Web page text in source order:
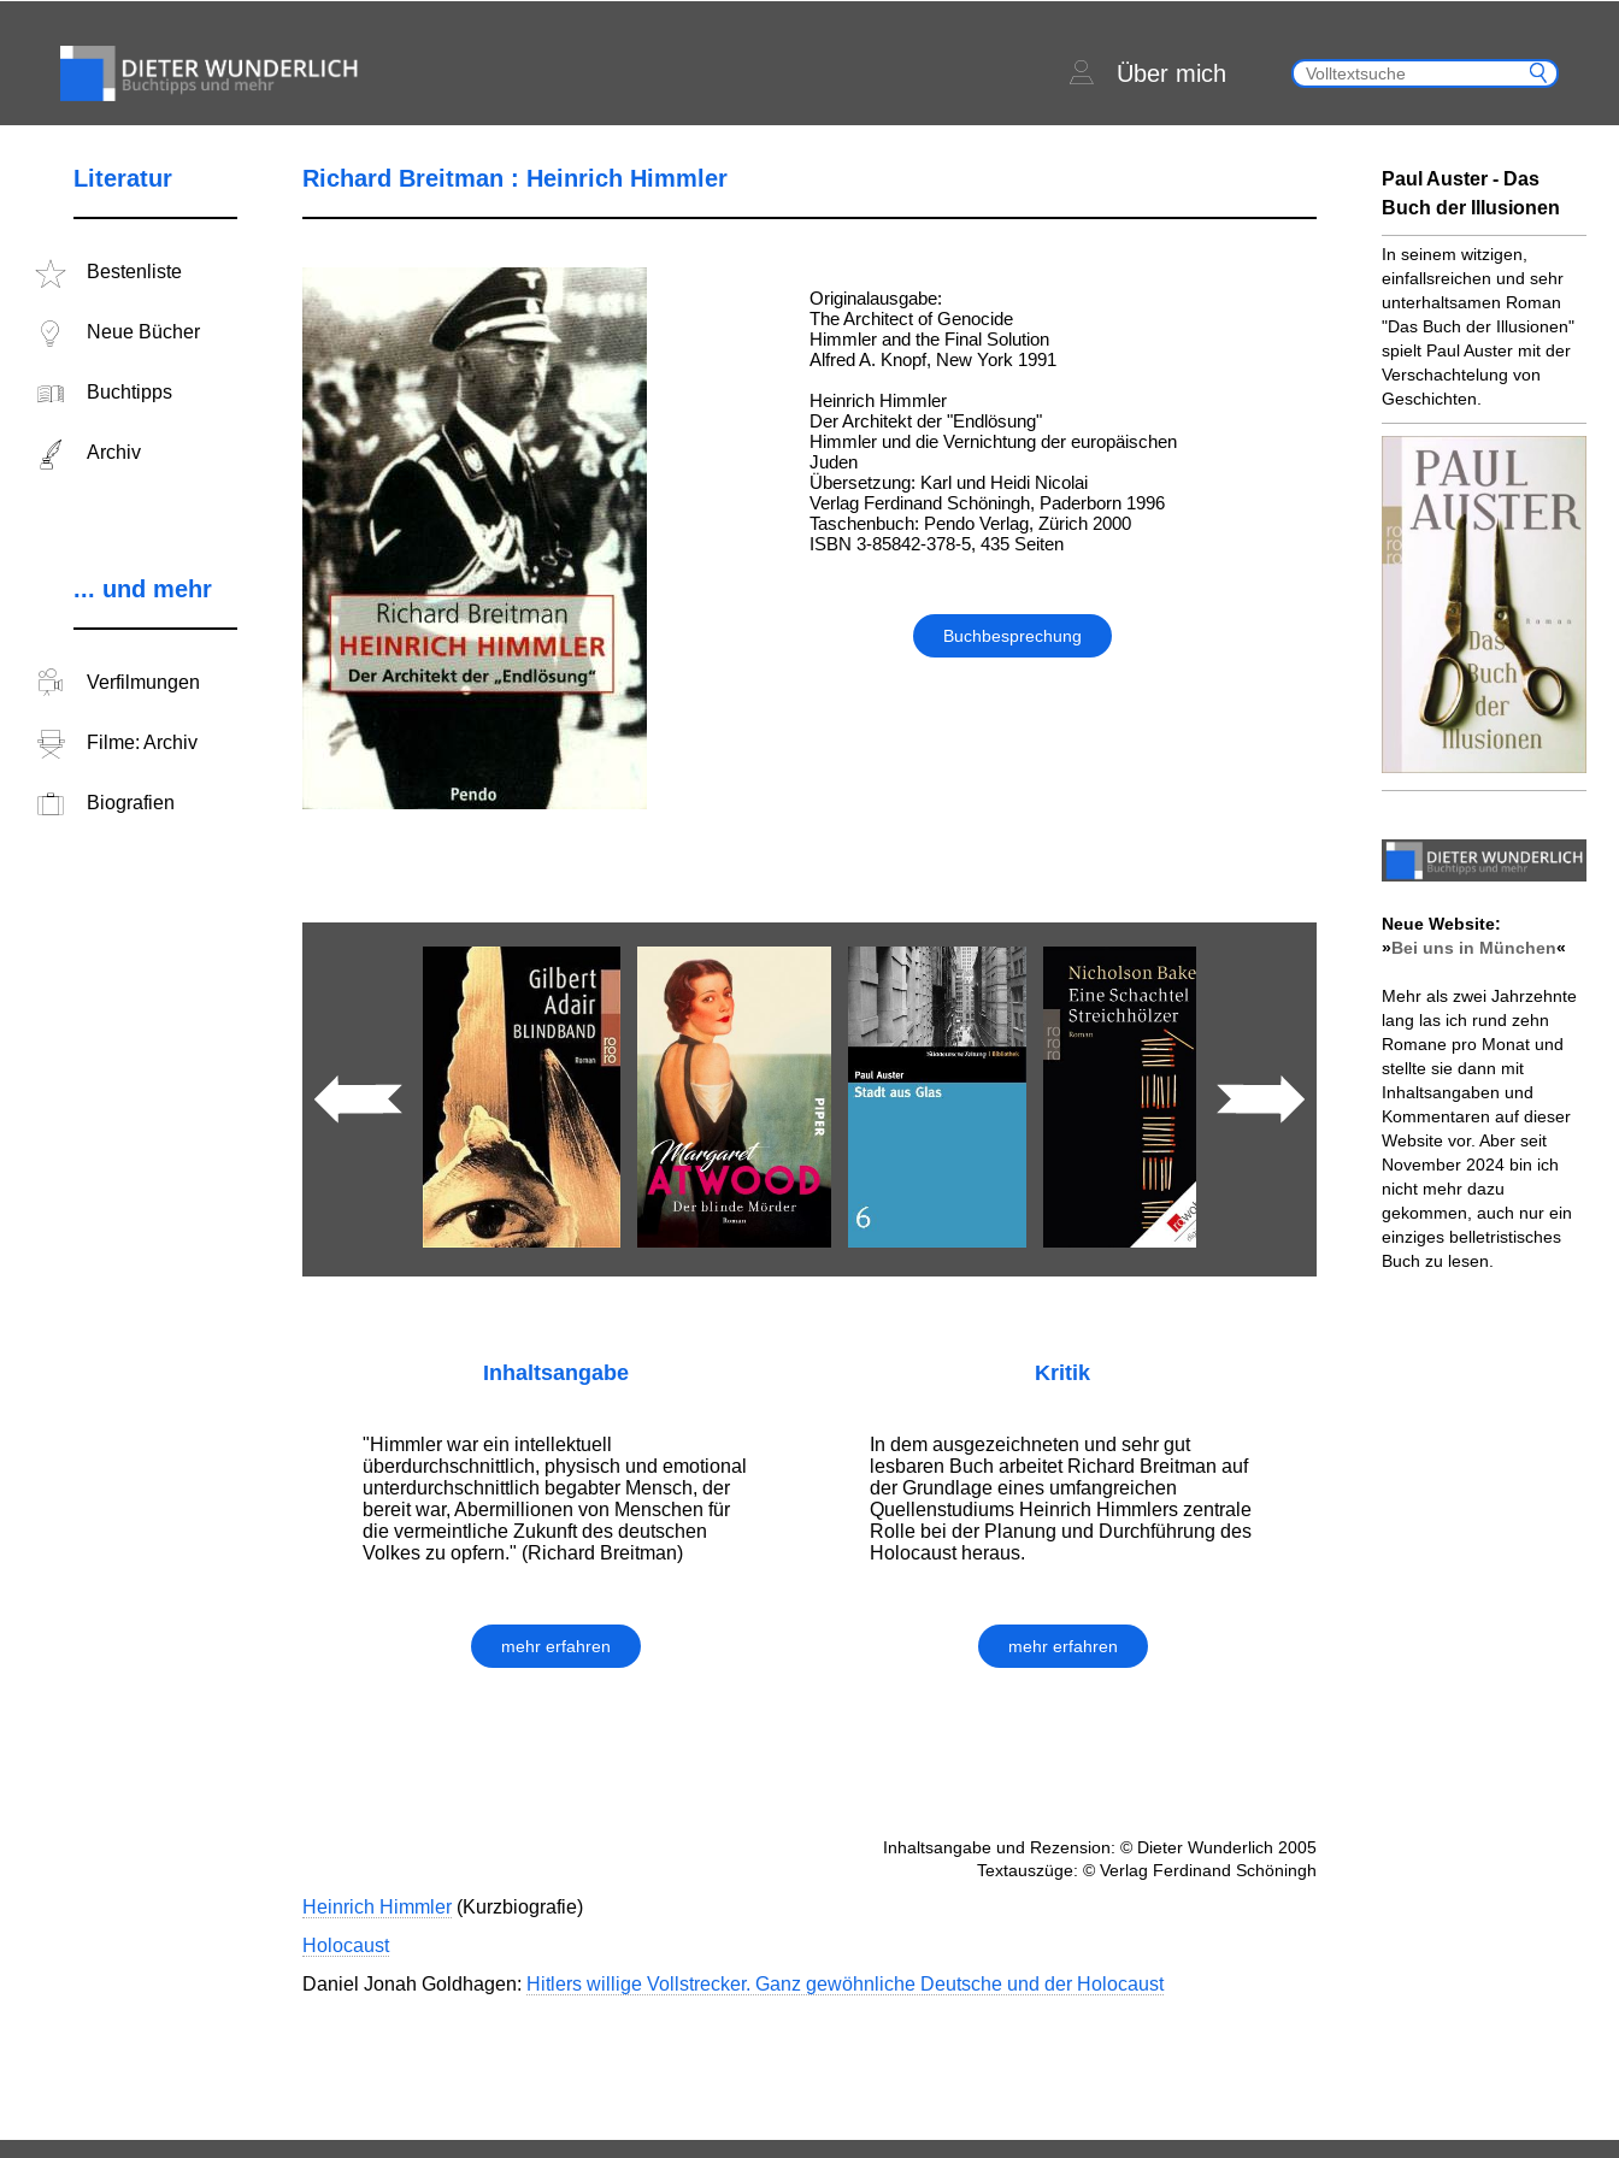
Über mich
Literatur
Bestenliste
Neue Bücher
Buchtipps
Archiv
... und mehr
Verfilmungen
Filme: Archiv
Biografien
Richard Breitman : Heinrich Himmler
Originalausgabe:
The Architect of Genocide
Himmler and the Final Solution
Alfred A. Knopf, New York 1991
Heinrich Himmler
Der Architekt der "Endlösung"
Himmler und die Vernichtung der europäischen
Juden
Übersetzung: Karl und Heidi Nicolai
Verlag Ferdinand Schöningh, Paderborn 1996
Taschenbuch: Pendo Verlag, Zürich 2000
ISBN 3-85842-378-5, 435 Seiten
Buchbesprechung
Inhaltsangabe
"Himmler war ein intellektuell
überdurchschnittlich, physisch und emotional
unterdurchschnittlich begabter Mensch, der
bereit war, Abermillionen von Menschen für
die vermeintliche Zukunft des deutschen
Volkes zu opfern." (Richard Breitman)
mehr erfahren
Kritik
In dem ausgezeichneten und sehr gut
lesbaren Buch arbeitet Richard Breitman auf
der Grundlage eines umfangreichen
Quellenstudiums Heinrich Himmlers zentrale
Rolle bei der Planung und Durchführung des
Holocaust heraus.
mehr erfahren
Inhaltsangabe und Rezension: © Dieter Wunderlich 2005
Textauszüge: © Verlag Ferdinand Schöningh
Heinrich Himmler(Kurzbiografie)
Holocaust
Daniel Jonah Goldhagen: Hitlers willige Vollstrecker. Ganz gewöhnliche Deutsche und der Holocaust
Paul Auster - Das
Buch der Illusionen
In seinem witzigen,
einfallsreichen und sehr
unterhaltsamen Roman
"Das Buch der Illusionen"
spielt Paul Auster mit der
Verschachtelung von
Geschichten.
Neue Website:
»Bei uns in München«
Mehr als zwei Jahrzehnte
lang las ich rund zehn
Romane pro Monat und
stellte sie dann mit
Inhaltsangaben und
Kommentaren auf dieser
Website vor. Aber seit
November 2024 bin ich
nicht mehr dazu
gekommen, auch nur ein
einziges belletristisches
Buch zu lesen.